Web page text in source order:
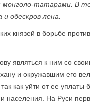
монголо-татарами. В
обескров лена.
князей в борьбе
являться к ним со
и окружавшим его
как уйти от ее
На Руси